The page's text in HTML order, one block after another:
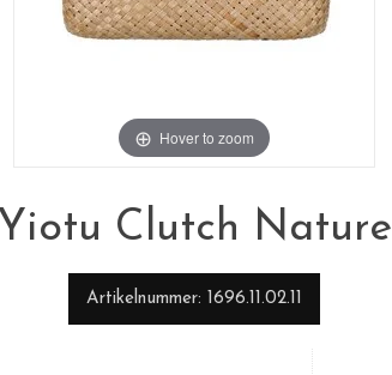
Hover to zoom
Yiotu Clutch Nature
Artikelnummer 1696.11.02.11